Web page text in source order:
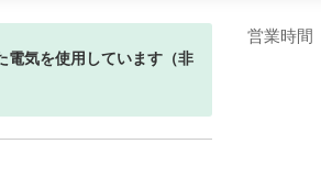
電気を使用しています（非
営業時間